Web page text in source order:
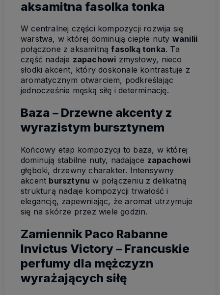
aksamitna fasolka tonka
W centralnej części kompozycji rozwija się
warstwa, w której dominują ciepłe nuty wanilii
połączone z aksamitnąfasolką tonka. Ta
część nadaje zapachowi zmysłowy, nieco
słodki akcent, który doskonale kontrastuje z
aromatycznym otwarciem, podkreślając
jednocześnie męską siłę i determinację.
Baza – Drzewne akcenty z
wyrazistym bursztynem
Końcowy etap kompozycji to baza, w której
dominują stabilne nuty, nadające zapachowi
głęboki, drzewny charakter. Intensywny
akcent bursztynu w połączeniu z delikatną
strukturą nadaje kompozycji trwałość i
elegancję, zapewniając, że aromat utrzymuje
się na skórze przez wiele godzin.
Zamiennik Paco Rabanne
Invictus Victory – Francuskie
perfumy dla mężczyzn
wyrażających siłę